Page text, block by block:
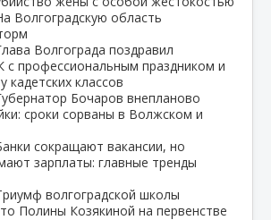
Волгоградскую область
Волгограда поздравил
с профессиональным праздником и
кадетских классов
Бочаров внепланово
сроки сорваны в Волжском и
сокращают вакансии, но
зарплаты: главные тренды
волгоградской школы
Полины Козякиной на первенстве